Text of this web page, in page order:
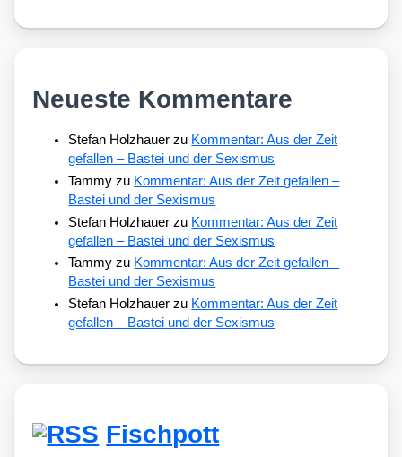
Neueste Kommentare
Stefan Holzhauer zu Kommentar: Aus der Zeit
gefallen – Bastei und der Sexismus
Tammy zu Kommentar: Aus der Zeit gefallen –
Bastei und der Sexismus
Stefan Holzhauer zu Kommentar: Aus der Zeit
gefallen – Bastei und der Sexismus
Tammy zu Kommentar: Aus der Zeit gefallen –
Bastei und der Sexismus
Stefan Holzhauer zu Kommentar: Aus der Zeit
gefallen – Bastei und der Sexismus
Fischpott